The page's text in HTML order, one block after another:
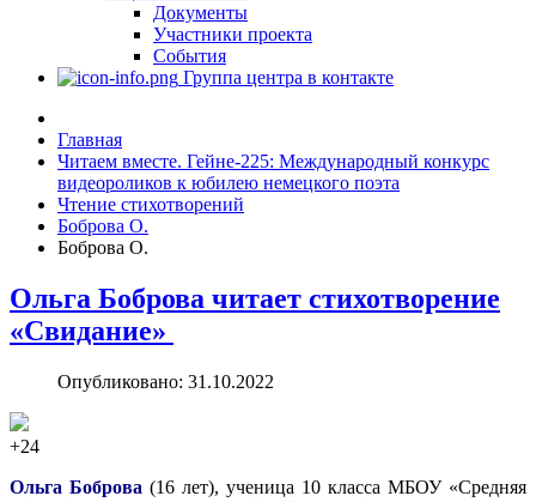
Документы
Участники проекта
События
Группа центра в контакте
Главная
Читаем вместе. Гейне-225: Международный конкурс
видеороликов к юбилею немецкого поэта
Чтение стихотворений
Боброва О.
Боброва О.
Ольга Боброва читает стихотворение
«Свидание»
Опубликовано: 31.10.2022
+24
Ольга Боброва (16 лет), ученица 10 класса МБОУ «Средняя